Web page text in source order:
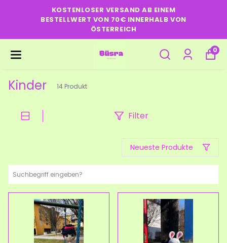
KOSTENLOSER VERSAND AB EINEM
BESTELLWERT VON 70€ INNERHALB VON
ÖSTERREICH
0
Kinder 14 Produkt
Filter
Neueste Produkte